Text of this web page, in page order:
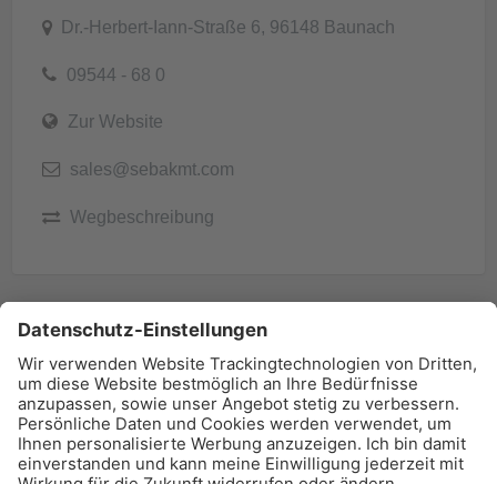
Dr.-Herbert-Iann-Straße 6, 96148 Baunach
09544 - 68 0
Zur Website
sales@sebakmt.com
Wegbeschreibung
BAU-Index Newsletter
Erhalten Sie regelmäßig Benachrichtigungen zu den